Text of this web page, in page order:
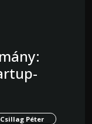
Péter